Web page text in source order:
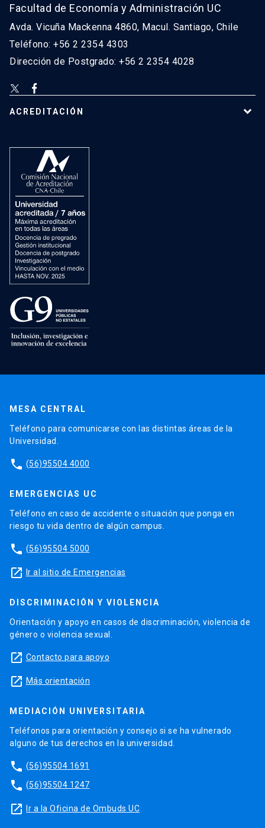
Facultad de Economía y Administración UC
Avda. Vicuña Mackenna 4860, Macul. Santiago, Chile
Teléfono: +56 2 2354 4303
Dirección de Postgrado: +56 2 2354 4028
ACREDITACIÓN
MESA CENTRAL
Teléfono para comunicarse con las distintas áreas de la
Universidad.
phone (56)95504 4000
EMERGENCIAS UC
Teléfono en caso de accidente o situación que ponga en
riesgo tu vida dentro de algún campus.
phone (56)95504 5000
launch Ir al sitio de Emergencias
DISCRIMINACIÓN Y VIOLENCIA
Orientación y apoyo en casos de discriminación, violencia de
género o violencia sexual.
launch Contacto para apoyo
launch Más orientación
MEDIACIÓN UNIVERSITARIA
Teléfonos para orientación y consejo si se ha vulnerado
alguno de tus derechos en la universidad.
phone (56)95504 1691
phone (56)95504 1247
launch Ir a la Oficina de Ombuds UC